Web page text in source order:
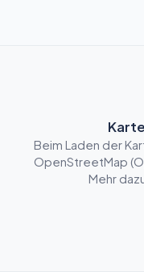
Beim Laden der
OpenStreetMap
Mehr